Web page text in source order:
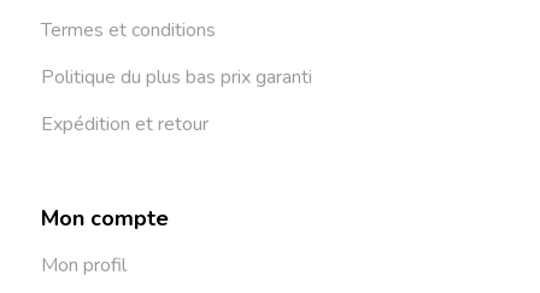
Termes et conditions
Politique du plus bas prix garanti
Expédition et retour
Mon compte
Mon profil